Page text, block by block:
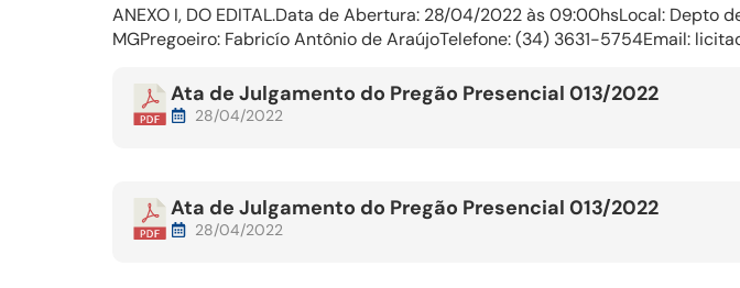
ANEXO I, DO EDITAL.Data de Abertura: 28/04/2022 às 09:00hsLocal:
MGPregoeiro: Fabricío Antônio de AraújoTelefone: (34) 3631-5754Email:
Ata de Julgamento do Pregão Presencial 013/2022
28/04/2022
Ata de Julgamento do Pregão Presencial 013/2022
28/04/2022